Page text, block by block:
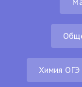
Химия ОГЭ